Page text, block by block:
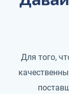
Для того,